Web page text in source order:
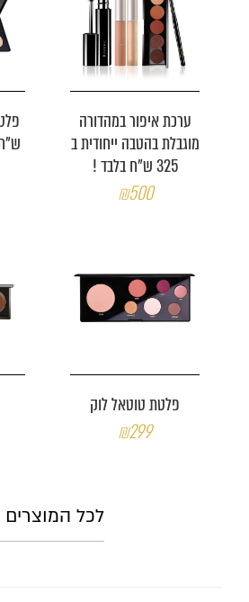
ערכת איפור במהדורה
מוגבלת בהטבה ייחודית ב
325 ש"ח בלבד !
₪500
פלטת טוטאל לוק
₪299
לכל המוצרים